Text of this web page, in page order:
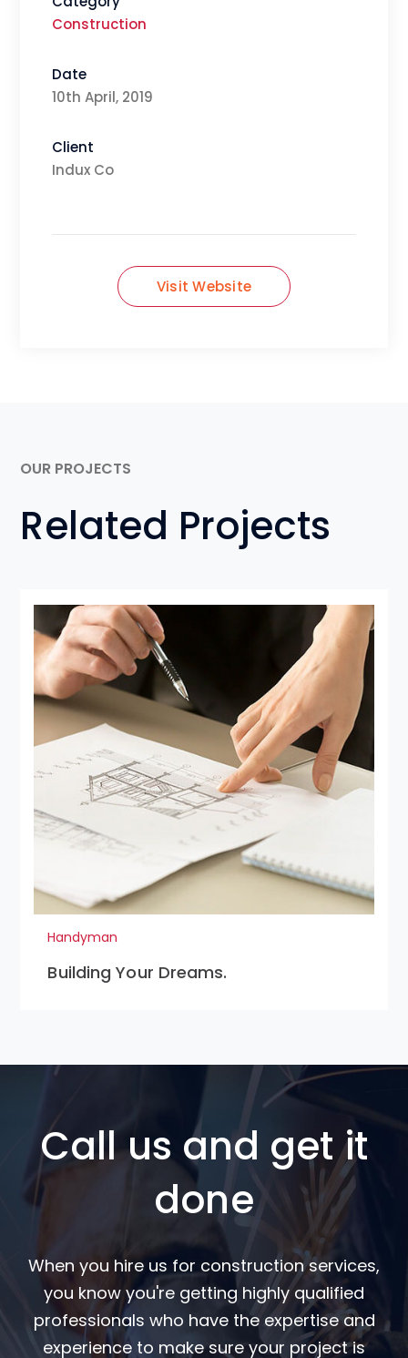
Construction
Date
10th April, 2019
Client
Indux Co
Visit Website
OUR PROJECTS
Related Projects
Handyman
Building Your Dreams.
Call us and get it
done
When you hire us for construction services,
you know you're getting highly qualified
professionals who have the expertise and
experience to make sure your project is